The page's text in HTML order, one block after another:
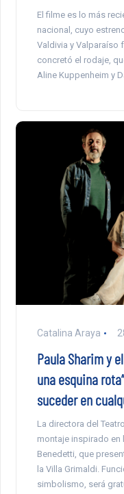
El filme es lo más
nacional, cuyo
Valdivia y Valparaíso
concretó el rodaje,
Aline Kuppenheim y
Catalina Araya
Paula Sharim y
una esquina
suceder en
La directora del
montaje inspirado en
Benedetti, que
la Villa Grimaldi.
simbolismo, será